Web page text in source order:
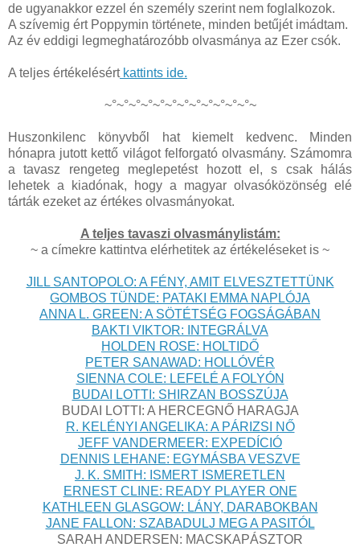
de ugyanakkor ezzel én személy szerint nem foglalkozok.
A szívemig ért Poppymin története, minden betűjét imádtam.
Az év eddigi legmeghatározóbb olvasmánya az Ezer csók.
A teljes értékelésértkattints ide.
~°~°~°~°~°~°~°~°~°~°~°~°~
Huszonkilenc könyvből hat kiemelt kedvenc. Minden
hónapra jutott kettő világot felforgató olvasmány. Számomra
a tavasz rengeteg meglepetést hozott el, s csak hálás
lehetek a kiadónak, hogy a magyar olvasóközönség elé
tárták ezeket az értékes olvasmányokat.
A teljes tavaszi olvasmánylistám:
~ a címekre kattintva elérhetitek az értékeléseket is ~
JILL SANTOPOLO: A FÉNY, AMIT ELVESZTETTÜNK
GOMBOS TÜNDE: PATAKI EMMA NAPLÓJA
ANNA L. GREEN: A SÖTÉTSÉG FOGSÁGÁBAN
BAKTI VIKTOR: INTEGRÁLVA
HOLDEN ROSE: HOLTIDŐ
PETER SANAWAD: HOLLÓVÉR
SIENNA COLE: LEFELÉ A FOLYÓN
BUDAI LOTTI: SHIRZAN BOSSZÚJA
BUDAI LOTTI: A HERCEGNŐ HARAGJA
R. KELÉNYI ANGELIKA: A PÁRIZSI NŐ
JEFF VANDERMEER: EXPEDÍCIÓ
DENNIS LEHANE: EGYMÁSBA VESZVE
J. K. SMITH: ISMERT ISMERETLEN
ERNEST CLINE: READY PLAYER ONE
KATHLEEN GLASGOW: LÁNY, DARABOKBAN
JANE FALLON: SZABADULJ MEG A PASITÓL
SARAH ANDERSEN: MACSKAPÁSZTOR